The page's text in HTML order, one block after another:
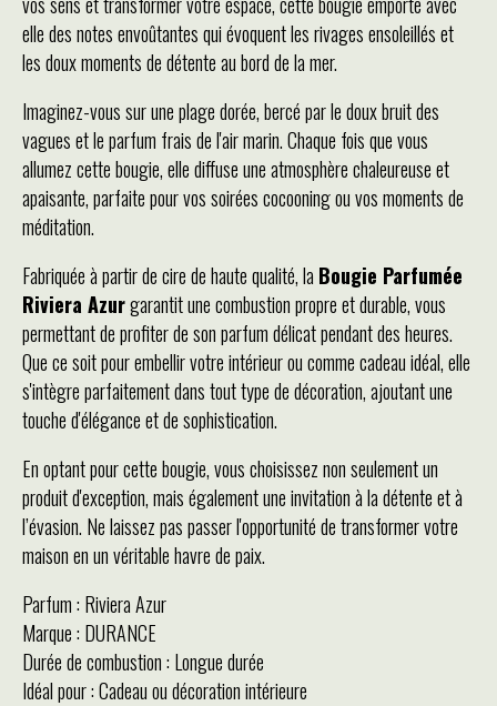
elle des notes envoûtantes qui évoquent les rivages ensoleillés et
les doux moments de détente au bord de la mer.
Imaginez-vous sur une plage dorée, bercé par le doux bruit des
vagues et le parfum frais de l'air marin. Chaque fois que vous
allumez cette bougie, elle diffuse une atmosphère chaleureuse et
apaisante, parfaite pour vos soirées cocooning ou vos moments de
méditation.
Fabriquée à partir de cire de haute qualité, la Bougie Parfumée
Riviera Azurgarantit une combustion propre et durable, vous
permettant de profiter de son parfum délicat pendant des heures.
Que ce soit pour embellir votre intérieur ou comme cadeau idéal, elle
s'intègre parfaitement dans tout type de décoration, ajoutant une
touche d'élégance et de sophistication.
En optant pour cette bougie, vous choisissez non seulement un
produit d'exception, mais également une invitation à la détente et à
l’évasion. Ne laissez pas passer l'opportunité de transformer votre
maison en un véritable havre de paix.
Parfum : Riviera Azur
Marque : DURANCE
Durée de combustion : Longue durée
Idéal pour : Cadeau ou décoration intérieure